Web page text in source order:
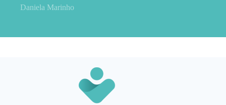
Daniela Marinho